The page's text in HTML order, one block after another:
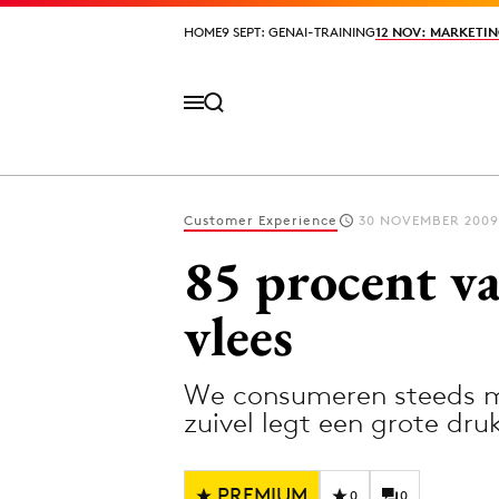
HOME9 SEPT: GENAI-TRAINING12 NOV:
HOME9 SEPT: GENAI-TRAINING12 NOV:
Design
Digital
Diversiteit
Customer Experience 30 NOVEMBER 2009
85 procent
vlees
We consumeren steeds
zuivel legt een grote
0 0